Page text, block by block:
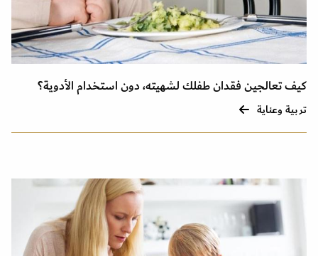
كيف تعالجين فقدان طفلك لشهيته، دون استخدام الأدوية؟
تربية وعناية